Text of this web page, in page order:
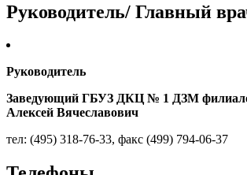
Руководитель/ Главный
Руководитель
Заведующий ГБУЗ ДКЦ № 1 ДЗМ
Алексей Вячеславович
тел: (495) 318-76-33, факс (499) 794-06-37